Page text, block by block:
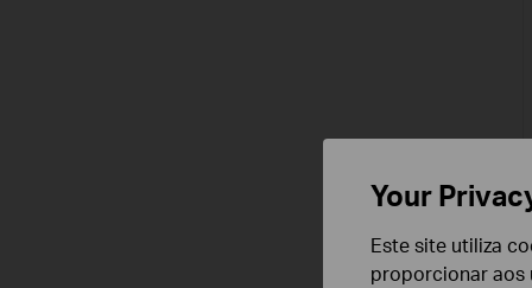
Your
Este site utiliza
proporcionar aos